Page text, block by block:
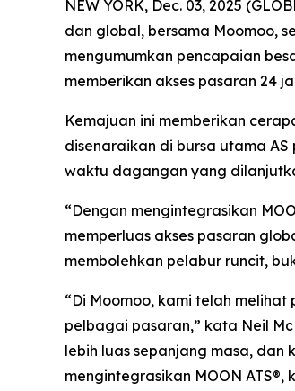
NEW YORK, Dec. 03, 2025
dan global, bersama Moomoo,
mengumumkan pencapaian
memberikan akses pasaran 24
Kemajuan ini memberikan
disenaraikan di bursa utama
waktu dagangan yang
“Dengan mengintegrasikan
memperluas akses pasaran
membolehkan pelabur runcit,
“Di Moomoo, kami telah
pelbagai pasaran,” kata Neil
lebih luas sepanjang masa,
mengintegrasikan MOON